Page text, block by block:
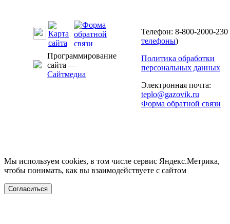
Программирование
сайта —
Сайтмедиа
Телефон: 8-800-2000-230
телефоны)
Политика обработки
персональных данных
Электронная почта:
teplo@gazovik.ru
Форма обратной связи
Мы используем cookies, в том числе сервис Яндекс.Метрика,
чтобы понимать, как вы взаимодействуете с сайтом
Согласиться